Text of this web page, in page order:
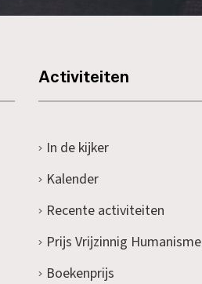
Activiteiten
In de kijker
Kalender
Recente activiteiten
Prijs Vrijzinnig Humanisme
Boekenprijs